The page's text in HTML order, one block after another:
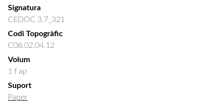
Signatura
CEDOC 3.7_321
Codi Topogràfic
C08.02.04.12
Volum
1 f ap
Suport
Paper